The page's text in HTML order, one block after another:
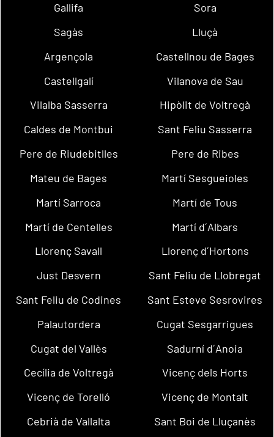
Gallifa
Sora
Sagàs
Lluçà
Argençola
Castellnou de Bages
Castellgalí
Vilanova de Sau
Vilalba Sasserra
Hipòlit de Voltregà
Caldes de Montbui
Sant Feliu Sasserra
Pere de Riudebitlles
Pere de Ribes
Mateu de Bages
Martí Sesgueioles
Martí Sarroca
Martí de Tous
Martí de Centelles
Martí d´Albars
Llorenç Savall
Llorenç d´Hortons
Just Desvern
Sant Feliu de Llobregat
Sant Feliu de Codines
Sant Esteve Sesrovires
Palautordera
Cugat Sesgarrigues
Cugat del Vallès
Sadurní d´Anoia
Cecília de Voltregà
Vicenç dels Horts
Vicenç de Torelló
Vicenç de Montalt
Cebrià de Vallalta
Sant Boi de Lluçanès